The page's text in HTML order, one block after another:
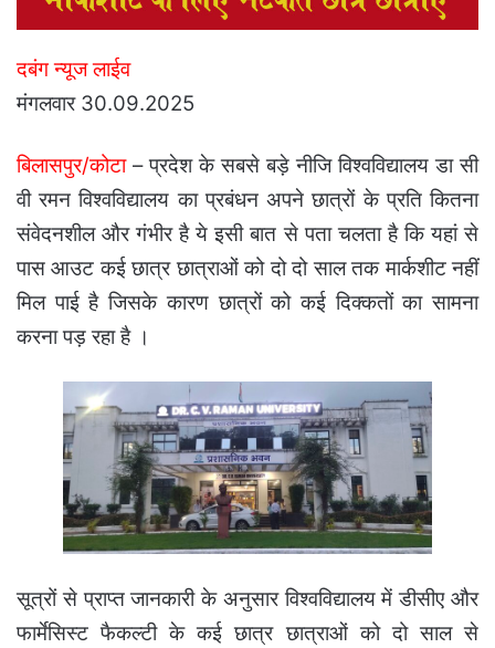
दबंग न्यूज लाईव
मंगलवार 30.09.2025
बिलासपुर/कोटा– प्रदेश के सबसे बड़े नीजि विश्वविद्यालय डा सी
वी रमन विश्वविद्यालय का प्रबंधन अपने छात्रों के प्रति कितना
संवेदनशील और गंभीर है ये इसी बात से पता चलता है कि यहां से
पास आउट कई छात्र छात्राओं को दो दो साल तक मार्कशीट नहीं
मिल पाई है जिसके कारण छात्रों को कई दिक्कतों का सामना
करना पड़ रहा है ।
सूत्रों से प्राप्त जानकारी के अनुसार विश्वविद्यालय में डीसीए और
फार्मेसिस्ट फैकल्टी के कई छात्र छात्राओं को दो साल से